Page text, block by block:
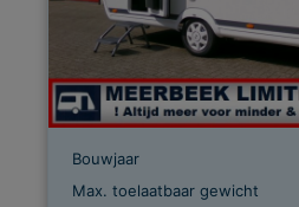
Bouwjaar
Max. toelaatbaar gewicht